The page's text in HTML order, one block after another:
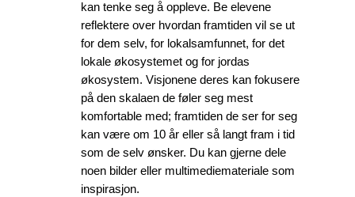
kan tenke seg å oppleve. Be elevene
reflektere over hvordan framtiden vil se ut
for dem selv, for lokalsamfunnet, for det
lokale økosystemet og for jordas
økosystem. Visjonene deres kan fokusere
på den skalaen de føler seg mest
komfortable med; framtiden de ser for seg
kan være om 10 år eller så langt fram i tid
som de selv ønsker. Du kan gjerne dele
noen bilder eller multimediemateriale som
inspirasjon.